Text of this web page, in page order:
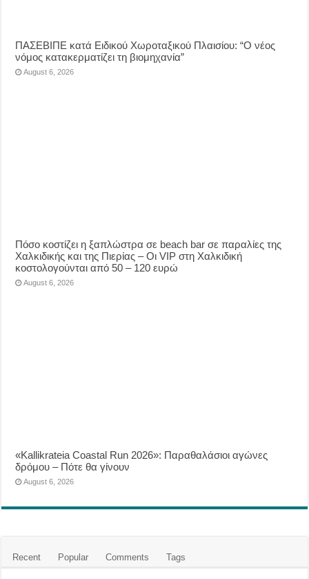
ΠΑΣΕΒΙΠΕ κατά Ειδικού Χωροταξικού Πλαισίου: “Ο νέος
νόμος κατακερματίζει τη βιομηχανία”
August 6, 2026
Πόσο κοστίζει η ξαπλώστρα σε beach bar σε παραλίες της
Χαλκιδικής και της Πιερίας – Οι VIP στη Χαλκιδική
κοστολογούνται από 50 – 120 ευρώ
August 6, 2026
«Kallikrateia Coastal Run 2026»: Παραθαλάσιοι αγώνες
δρόμου – Πότε θα γίνουν
August 6, 2026
Recent Popular Comments Tags